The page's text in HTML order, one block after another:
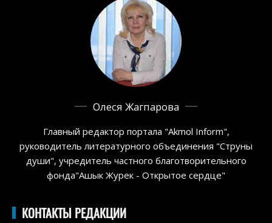
Олеся Жагпарова
Главный редактор портала "Akmol Inform",
руководитель литературного объединения "Струны
души", учредитель частного благотворительного
фонда"Ашык Журек - Открытое сердце"
КОНТАКТЫ РЕДАКЦИИ